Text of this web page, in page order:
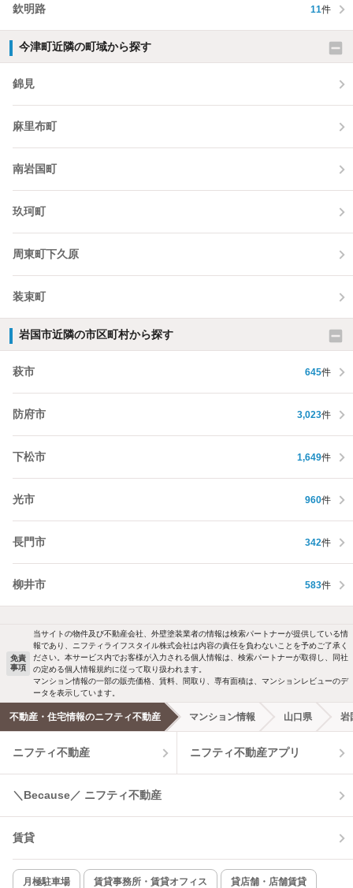
欽明路 11件
今津町近隣の町域から探す
錦見
麻里布町
南岩国町
玖珂町
周東町下久原
装束町
岩国市近隣の市区町村から探す
萩市 645件
防府市 3,023件
下松市 1,649件
光市 960件
長門市 342件
柳井市 583件
免責
事項
当サイトの物件及び不動産会社、外壁塗装業者の情報は検索パートナーが提供している情
報であり、ニフティライフスタイル株式会社は内容の責任を負わないことを予めご了承く
ださい。本サービス内でお客様が入力される個人情報は、検索パートナーが取得し、同社
の定める個人情報規約に従って取り扱われます。
マンション情報の一部の販売価格、賃料、間取り、専有面積は、マンションレビューのデ
ータを表示しています。
不動産・住宅情報のニフティ不動産 マンション情報 山口県 岩
ニフティ不動産 ニフティ不動産アプリ
＼Because／ ニフティ不動産
賃貸
月極駐車場 賃貸事務所・賃貸オフィス 貸店舗・店舗賃貸